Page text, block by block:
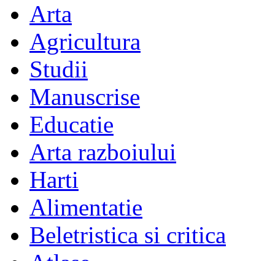
Arta
Agricultura
Studii
Manuscrise
Educatie
Arta razboiului
Harti
Alimentatie
Beletristica si critica